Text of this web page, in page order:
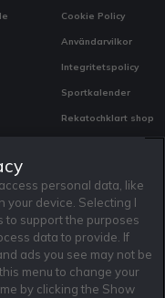
sajter på spelbranschens egen
spelbolag. Här hittar du
de största och mest seriösa
och avstängningar samt vårt
.
reserverade.
Cookie Policy
Användarvilkor
Integritetspolicy
Sportkalender
Rekatochklart shop
personal data, like
your device. Selecting I
support the purposes
data to provide. If
ads you see may not be
menu to change your
by clicking the Show